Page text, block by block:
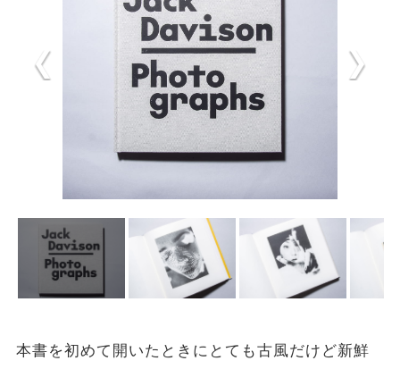
本書を初めて開いたときにとても古風だけど新鮮